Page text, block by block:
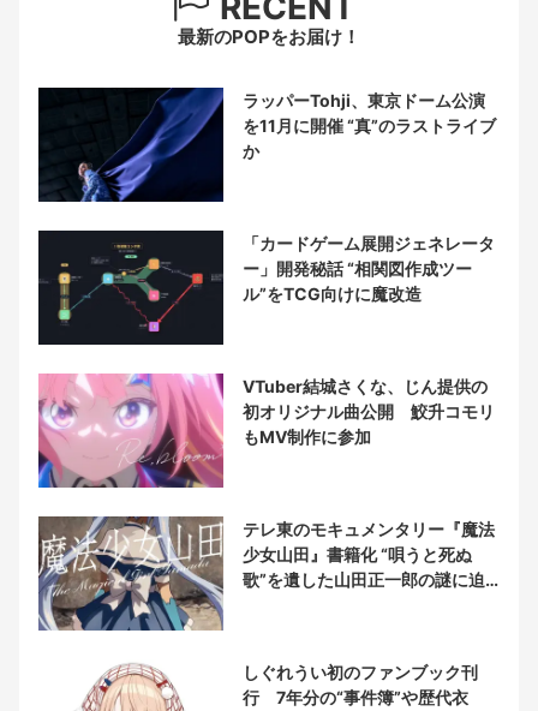
最新のPOPをお届け！
ラッパーTohji、東京ドーム公演
を11月に開催 “真”のラストライブ
か
「カードゲーム展開ジェネレータ
ー」開発秘話 “相関図作成ツー
ル”をTCG向けに魔改造
VTuber結城さくな、じん提供の
初オリジナル曲公開 鮫升コモリ
もMV制作に参加
テレ東のモキュメンタリー『魔法
少女山田』書籍化 “唄うと死ぬ
歌”を遺した山田正一郎の謎に迫
しぐれうい初のファンブック刊
行 7年分の“事件簿”や歴代衣